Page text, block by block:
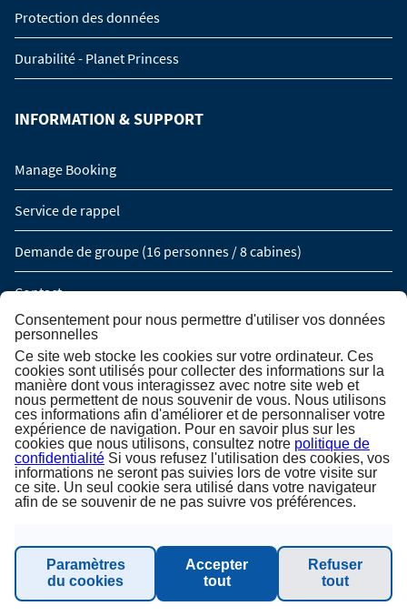
Protection des données
Durabilité - Planet Princess
INFORMATION & SUPPORT
Manage Booking
Service de rappel
Demande de groupe (16 personnes / 8 cabines)
Contact
INSCRIPTION À LA NEWSLETTER
Inscription à la newsletter
© 2026 Inter-Connect GmbH. All rights reserved.
Consentement pour nous permettre d'utiliser vos données
personnelles
Ce site web stocke les cookies sur votre ordinateur. Ces
cookies sont utilisés pour collecter des informations sur la
manière dont vous interagissez avec notre site web et
nous permettent de nous souvenir de vous. Nous utilisons
ces informations afin d'améliorer et de personnaliser votre
expérience de navigation. Pour en savoir plus sur les
cookies que nous utilisons, consultez notre politique de
confidentialité Si vous refusez l'utilisation des cookies, vos
informations ne seront pas suivies lors de votre visite sur
ce site. Un seul cookie sera utilisé dans votre navigateur
afin de se souvenir de ne pas suivre vos préférences.
Paramètres
du cookies
Accepter
tout
Refuser
tout